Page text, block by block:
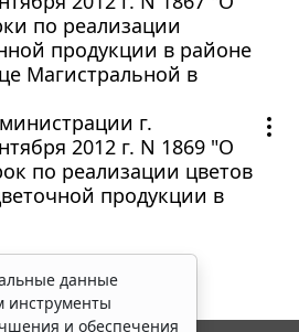
по реализации
продукции в районе
Магистральной в
г.
2012 г. N 1869 "О
по реализации цветов
продукции в
данные
инструменты
и обеспечения